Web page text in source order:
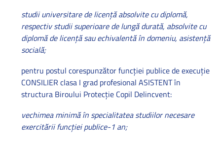
studii universitare de licenţă absolvite cu diplomă,
respectiv studii superioare de lungă durată, absolvite cu
diplomă de licenţă sau echivalentă în domeniu, asistenţă
socială;
pentru postul corespunzător funcţiei publice de execuţie
CONSILIER clasa I grad profesional ASISTENT în
structura Biroului Protecţie Copil Delincvent:
vechimea minimă în specialitatea studiilor necesare
exercitării funcţiei publice-1 an;